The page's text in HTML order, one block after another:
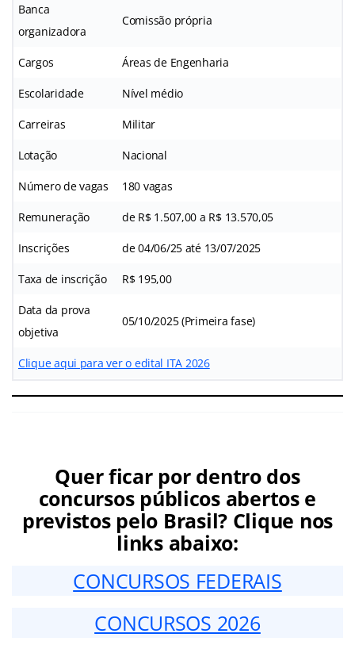
Banca
organizadora
Comissão própria
Cargos Áreas de Engenharia
Escolaridade Nível médio
Carreiras Militar
Lotação Nacional
Número de vagas 180 vagas
Remuneração de R$ 1.507,00 a R$ 13.570,05
Inscrições de 04/06/25 até 13/07/2025
Taxa de inscrição R$ 195,00
Data da prova
objetiva
05/10/2025 (Primeira fase)
Clique aqui para ver o edital ITA 2026
Quer ficar por dentro dos
concursos públicos abertos e
previstos pelo Brasil? Clique nos
links abaixo:
CONCURSOS FEDERAIS
CONCURSOS 2026